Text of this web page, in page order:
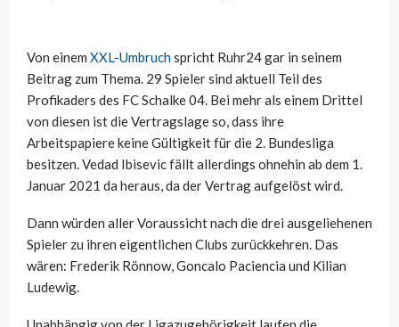
Von einem XXL-Umbruchspricht Ruhr24 gar in seinem
Beitrag zum Thema. 29 Spieler sind aktuell Teil des
Profikaders des FC Schalke 04. Bei mehr als einem Drittel
von diesen ist die Vertragslage so, dass ihre
Arbeitspapiere keine Gültigkeit für die 2. Bundesliga
besitzen. Vedad Ibisevic fällt allerdings ohnehin ab dem 1.
Januar 2021 da heraus, da der Vertrag aufgelöst wird.
Dann würden aller Voraussicht nach die drei ausgeliehenen
Spieler zu ihren eigentlichen Clubs zurückkehren. Das
wären: Frederik Rönnow, Goncalo Paciencia und Kilian
Ludewig.